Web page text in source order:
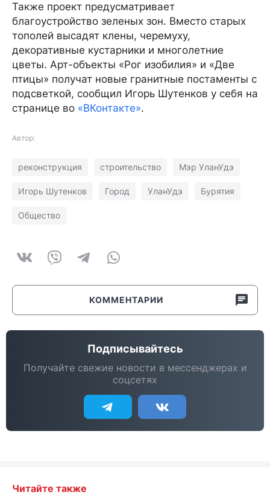
Также проект предусматривает
благоустройство зеленых зон. Вместо старых
тополей высадят клены, черемуху,
декоративные кустарники и многолетние
цветы. Арт-объекты «Рог изобилия» и «Две
птицы» получат новые гранитные постаменты с
подсветкой, сообщил Игорь Шутенков у себя на
странице во «ВКонтакте».
Автор:
реконструкция строительство Мэр УланУдэ
Игорь Шутенков Город УланУдэ Бурятия
Общество
КОММЕНТАРИИ
Подписывайтесь
Получайте свежие новости в мессенджерах и
соцсетях
Читайте также